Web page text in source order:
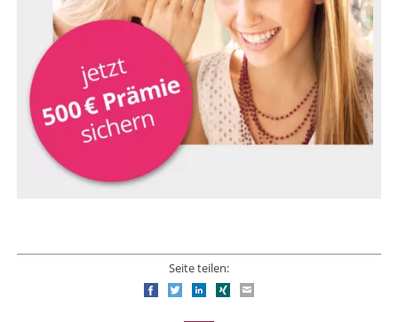
Seite teilen:
FacebookTwitterLinkedIn
Xing